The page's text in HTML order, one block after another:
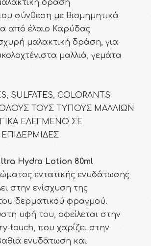
δράση
σύνθεση με Βιομημητικά
από έλαιο Καρύδας
μαλακτική δράση, για
μαλλιά, γεμάτα
SULFATES, COLORANTS
ΟΛΟΥΣ ΤΟΥΣ ΤΥΠΟΥΣ ΜΑΛΛΙΩΝ
ΕΛΕΓΜΕΝΟ ΣΕ
Hydra Lotion 80ml
εντατικής ενυδάτωσης
στην ενίσχυση της
δερματικού φραγμού.
υφή του, οφείλεται στην
touch, που χαρίζει στην
ενυδάτωση και